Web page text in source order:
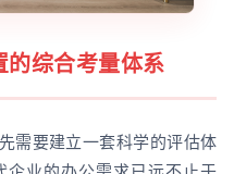
的综合考量体系
需要建立一套科学的评估体